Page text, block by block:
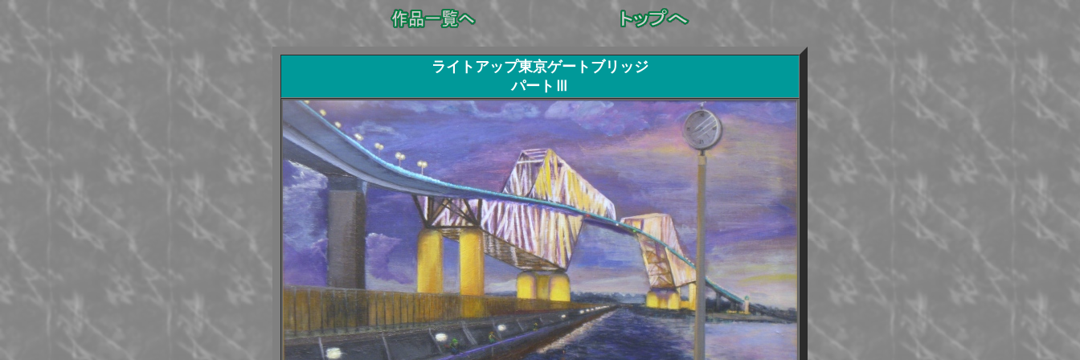
ライトアップ東京ゲートブリッジ
パートⅢ